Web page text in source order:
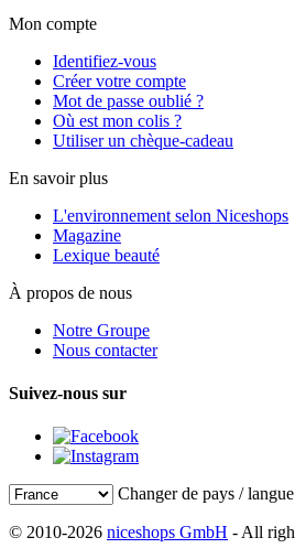
Mon compte
Identifiez-vous
Créer votre compte
Mot de passe oublié ?
Où est mon colis ?
Utiliser un chèque-cadeau
En savoir plus
L'environnement selon Niceshops
Magazine
Lexique beauté
À propos de nous
Notre Groupe
Nous contacter
Suivez-nous sur
Changer de pays / langue
© 2010-2026 niceshops GmbH - All